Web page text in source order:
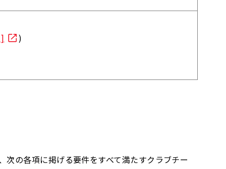
)
の各項に掲げる要件をすべて満たすクラブチー